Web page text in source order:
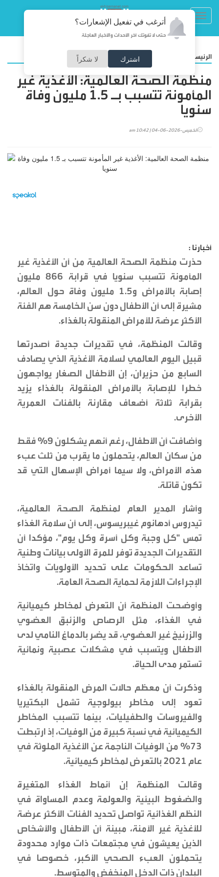
أترغب في تفعيل الإشعارات؟
حتى لا تفوتك آخر الأحداث والأخبار العاجلة
اشترك لا شكراً الرئيسية
منظمة الصحة العالمية: الأغذية غير
المأمونة تتسبب بـ 1.5 مليون وفاة
سنويا
الخميس-2026-06-04 | 10:42 am
أخبارنا :
حذرت منظمة الصحة العالمية من أن الأغذية غير
المأمونة تتسبب سنويا في قرابة 866 مليون
إصابة بالأمراض و1.5 مليون وفاة حول العالم،
مشيرة إلى أن الأطفال دون سن الخامسة هم الفئة
الأكثر عرضة للأمراض المنقولة بالغذاء.
وقالت المنظمة، في تقديرات جديدة أصدرتها
قبيل اليوم العالمي لسلامة الأغذية الذي يصادف
السابع من حزيران، إن الأطفال الصغار يواجهون
خطرا للإصابة بالأمراض المنقولة بالغذاء يزيد
بقرابة ثلاثة أضعاف مقارنة بالفئات العمرية
الأخرى.
وأضافت أن الأطفال، رغم أنهم يشكلون 9% فقط
من سكان العالم، يتحملون ما يقرب من ثلث عبء
هذه الأمراض، ولا سيما أمراض الإسهال التي قد
تكون قاتلة.
وأشار المدير العام لمنظمة الصحة العالمية،
تيدروس أدهانوم غيبريسوس، إلى أن سلامة الغذاء
تمس "كل وجبة وكل أسرة وكل يوم"، مؤكدا أن
التقديرات الجديدة توفر للمرة الأولى بيانات وطنية
تساعد الحكومات على تحديد الأولويات واتخاذ
الإجراءات اللازمة لحماية الصحة العامة.
وأوضحت المنظمة أن التعرض لمخاطر كيميائية
في الغذاء، مثل الرصاص والزئبق العضوي
والزرنيخ غير العضوي، قد يضر بالدماغ النامي لدى
الأطفال ويتسبب في مشكلات عصبية ونمائية
تستمر مدى الحياة.
وذكرت أن معظم حالات المرض المنقولة بالغذاء
تعود إلى مخاطر بيولوجية تشمل البكتيريا
والفيروسات والطفيليات، بينما تتسبب المخاطر
الكيميائية في نسبة كبيرة من الوفيات، إذ ارتبطت
73% من الوفيات الناجمة عن الأغذية الملوثة في
عام 2021 بالتعرض لمخاطر كيميائية.
وقالت المنظمة إن أنماط الغذاء المتغيرة
والضغوط البيئية والعولمة وعدم المساواة في
النظم الغذائية تواصل تحديد الفئات الأكثر عرضة
للأغذية غير الآمنة، مبينة أن الأطفال والأشخاص
الذين يعيشون في مجتمعات ذات موارد محدودة
يتحملون العبء الصحي الأكبر، خصوصا في
البلدان ذات الدخل المنخفض والمتوسط.